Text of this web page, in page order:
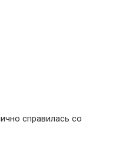
справилась со